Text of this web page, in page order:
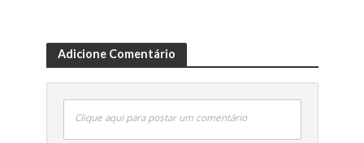
Adicione Comentário
Clique aqui para postar um comentário